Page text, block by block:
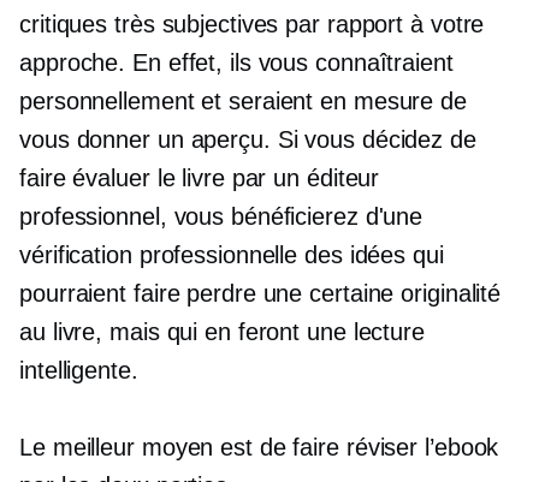
critiques très subjectives par rapport à votre
approche. En effet, ils vous connaîtraient
personnellement et seraient en mesure de
vous donner un aperçu. Si vous décidez de
faire évaluer le livre par un éditeur
professionnel, vous bénéficierez d'une
vérification professionnelle des idées qui
pourraient faire perdre une certaine originalité
au livre, mais qui en feront une lecture
intelligente.
Le meilleur moyen est de faire réviser l’ebook